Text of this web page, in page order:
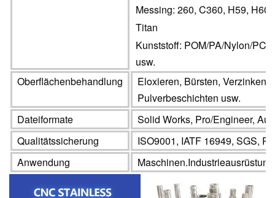
Messing: 260, C360, H59,
Titan
Kunststoff: POM/PA/Nylon/
usw.
Oberflächenbehandlung
Eloxieren, Bürsten, Verzinken,
Pulverbeschichten usw.
Dateiformate
Solid Works, Pro/Engineer,
Qualitätssicherung
ISO9001, IATF 16949, SGS,
Anwendung